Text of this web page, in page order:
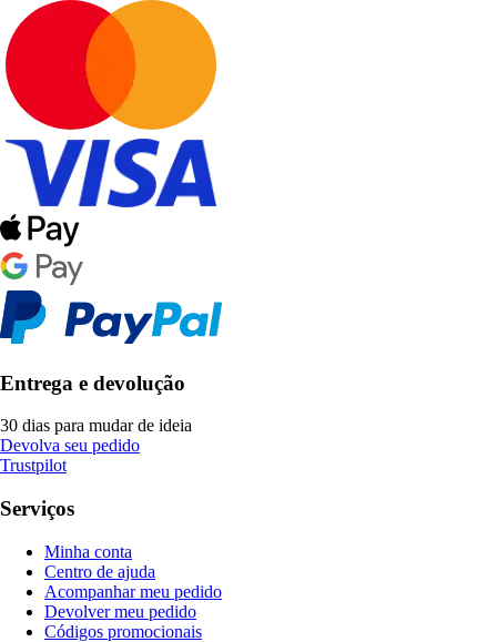
Entrega e devolução
30 dias para mudar de ideia
Devolva seu pedido
Trustpilot
Serviços
Minha conta
Centro de ajuda
Acompanhar meu pedido
Devolver meu pedido
Códigos promocionais